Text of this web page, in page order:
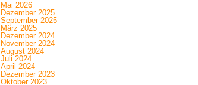
Mai 2026
Dezember 2025
September 2025
März 2025
Dezember 2024
November 2024
August 2024
Juli 2024
April 2024
Dezember 2023
Oktober 2023